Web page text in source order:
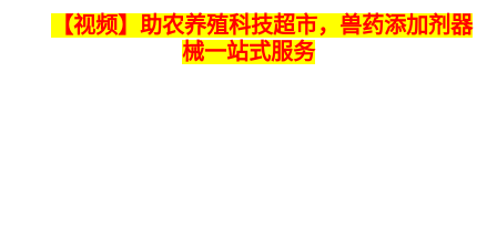
【视频】助农养殖科技超市，兽药添加剂器
械一站式服务